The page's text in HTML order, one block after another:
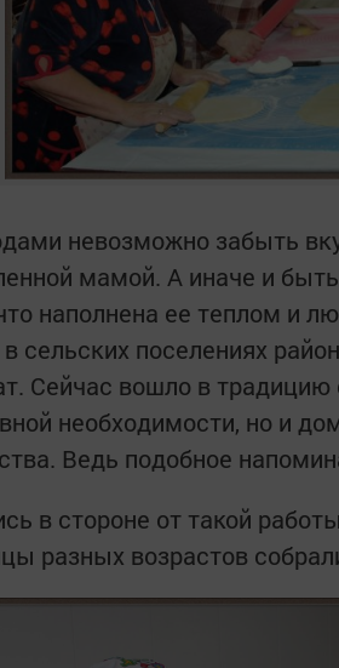
невозможно забыть
мамой. А иначе и
наполнена ее теплом и
сельских поселениях
Сейчас вошло в
необходимости, но и
Ведь подобное
в стороне от такой
разных возрастов